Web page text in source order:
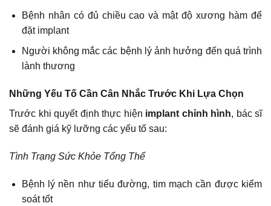
Bệnh nhân có đủ chiều cao và mật độ xương hàm để
đặt implant
Người không mắc các bệnh lý ảnh hưởng đến quá trình
lành thương
Những Yếu Tố Cần Cân Nhắc Trước Khi Lựa Chọn
Trước khi quyết định thực hiện implant chỉnh hình, bác sĩ
sẽ đánh giá kỹ lưỡng các yếu tố sau:
Tình Trạng Sức Khỏe Tổng Thể
Bệnh lý nền như tiểu đường, tim mạch cần được kiểm
soát tốt